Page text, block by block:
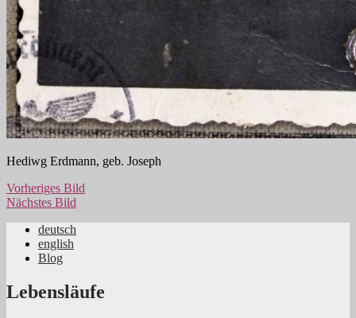
Hediwg Erdmann, geb. Joseph
Vorheriges Bild
Nächstes Bild
Jüdische Familiengeschichte aus dem
Rheinland
deutsch
english
Blog
Lebensläufe